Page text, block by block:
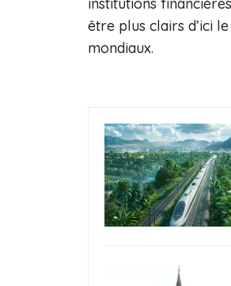
être plus clairs d’ici
mondiaux.